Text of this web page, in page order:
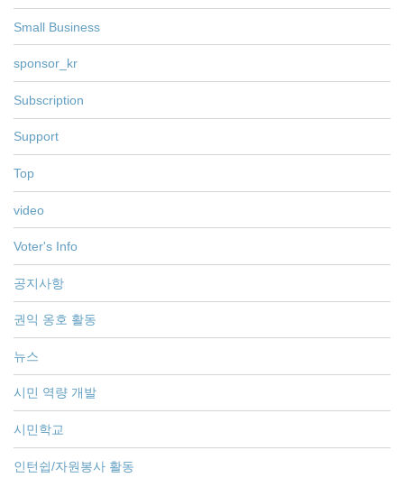
Small Business
sponsor_kr
Subscription
Support
Top
video
Voter's Info
공지사항
권익 옹호 활동
뉴스
시민 역량 개발
시민학교
인턴쉽/자원봉사 활동